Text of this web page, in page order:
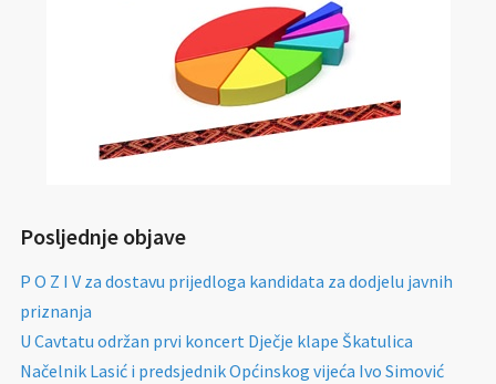
Posljednje objave
P O Z I V za dostavu prijedloga kandidata za dodjelu javnih
priznanja
U Cavtatu održan prvi koncert Dječje klape Škatulica
Načelnik Lasić i predsjednik Općinskog vijeća Ivo Simović